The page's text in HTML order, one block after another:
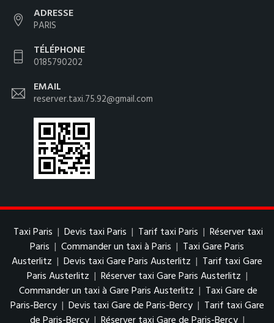
ADRESSE
PARIS
TÉLÉPHONE
0185790202
EMAIL
reserver.taxi.75.92@gmail.com
Taxi Paris | Devis taxi Paris | Tarif taxi Paris | Réserver taxi
Paris | Commander un taxi à Paris | Taxi Gare Paris
Austerlitz | Devis taxi Gare Paris Austerlitz | Tarif taxi Gare
Paris Austerlitz | Réserver taxi Gare Paris Austerlitz |
Commander un taxi à Gare Paris Austerlitz | Taxi Gare de
Paris-Bercy | Devis taxi Gare de Paris-Bercy | Tarif taxi Gare